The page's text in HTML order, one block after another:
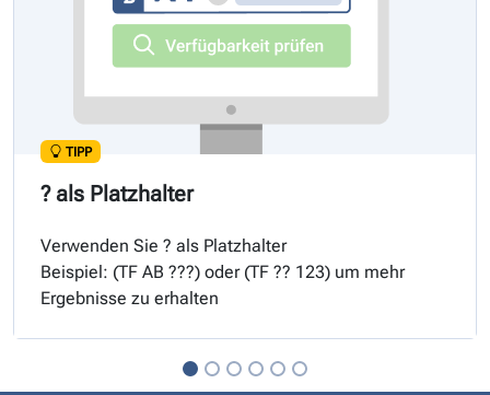
TIPP
? als Platzhalter
Verwenden Sie ? als Platzhalter
Beispiel: (TF AB ???) oder (TF ?? 123) um mehr
Ergebnisse zu erhalten